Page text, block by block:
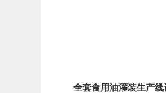
全套食用油灌装生产线